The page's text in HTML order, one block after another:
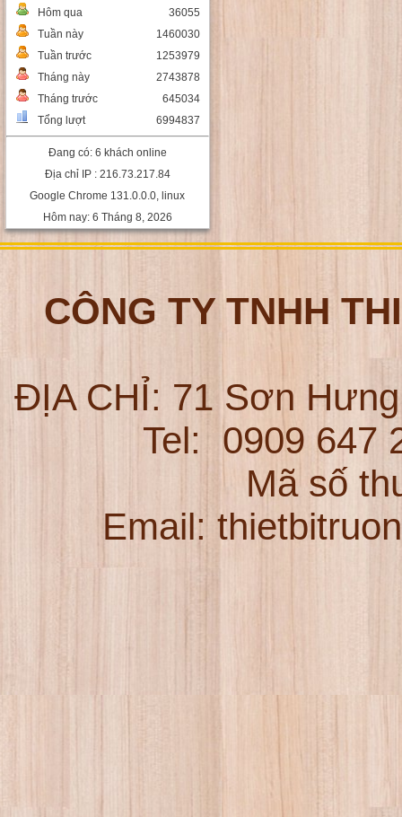
Hôm qua
36055
Tuần này
1460030
Tuần trước
1253979
Tháng này
2743878
Tháng trước
645034
Tổng lượt
6994837
Đang có: 6 khách online
Địa chỉ IP : 216.73.217.84
Google Chrome 131.0.0.0, linux
Hôm nay: 6 Tháng 8, 2026
CÔNG TY TNHH
ĐỊA CHỈ: 71 Sơn
Tel: 0909
Mã số
Email: